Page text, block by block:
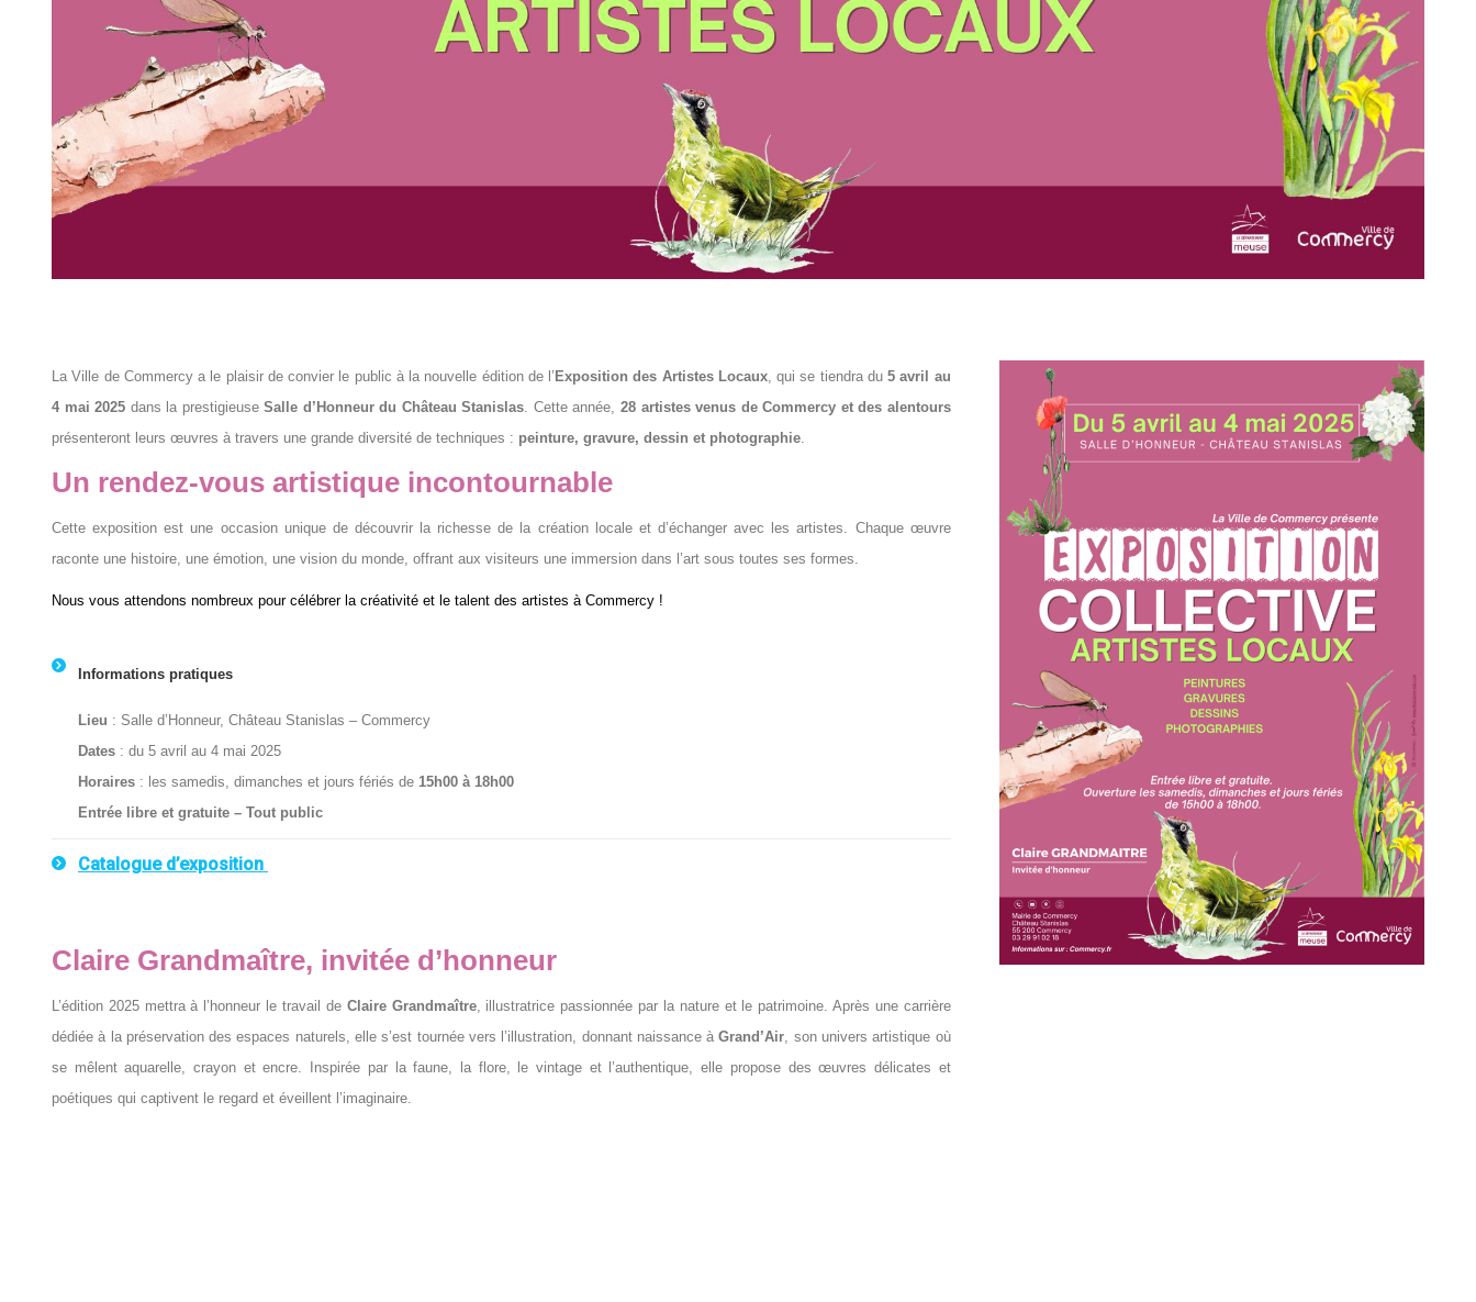
La Ville de Commercy a le plaisir de convier le public à la nouvelle édition de l’ Exposition des Artistes Locaux, qui se tiendra du5 avril au
4 mai 2025 dans la prestigieuseSalle d’Honneur du Château Stanislas. Cette année, 28 artistesvenus de Commercy et des alentours
présenteront leurs œuvres à travers une grande diversité de techniques : peinture, gravure, dessin et photographie.
Un rendez-vous artistique incontournable
Cette exposition est une occasion unique de découvrir la richesse de la création locale et d’échanger avec les artistes. Chaque œuvre
raconte une histoire, une émotion, une vision du monde, offrant aux visiteurs une immersion dans l’art sous toutes ses formes.
Nous vous attendons nombreux pour célébrer la créativité et le talent des artistes à Commercy !
Informations pratiques
Lieu : Salle d’Honneur, Château Stanislas – Commercy
Dates : du 5 avril au 4 mai 2025
Horaires : les samedis, dimanches et jours fériés de 15h00 à 18h00
Entrée libre et gratuite – Tout public
Catalogue d’exposition
Claire Grandmaître, invitée d’honneur
L’édition 2025 mettra à l’honneur le travail de Claire Grandmaître, illustratrice passionnée par la nature et le patrimoine. Après une carrière
dédiée à la préservation des espaces naturels, elle s’est tournée vers l’illustration, donnant naissance àGrand’Air, son univers artistique où
se mêlent aquarelle, crayon et encre. Inspirée par la faune, la flore,
le vintage et l’authentique, elle propose des œuvres délicates et
poétiques qui captivent le regard et éveillent l’imaginaire.